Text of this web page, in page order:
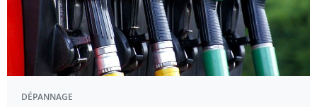
DÉPANNAGE